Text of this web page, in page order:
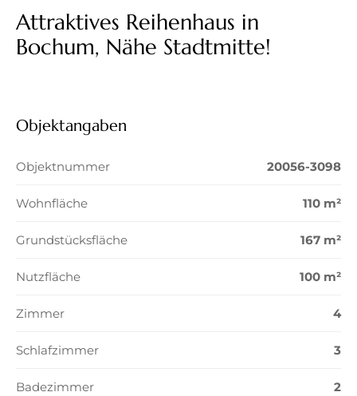
Attraktives Reihenhaus in
Bochum, Nähe Stadtmitte!
Objektangaben
Objektnummer 20056-3098
Wohnfläche 110 m²
Grundstücksfläche 167 m²
Nutzfläche 100 m²
Zimmer 4
Schlafzimmer 3
Badezimmer 2